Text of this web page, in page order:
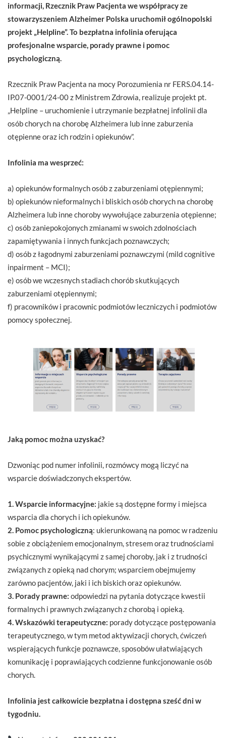
informacji, Rzecznik Praw Pacjenta we współpracy ze
stowarzyszeniem Alzheimer Polska uruchomił ogólnopolski
projekt „Helpline”. To bezpłatna infolinia oferująca
profesjonalne wsparcie, porady prawne i pomoc
psychologiczną.
Rzecznik Praw Pacjenta na mocy Porozumienia nr FERS.04.14-
IP.07-0001/24-00 z Ministrem Zdrowia, realizuje projekt pt.
„Helpline – uruchomienie i utrzymanie bezpłatnej infolinii dla
osób chorych na chorobę Alzheimera lub inne zaburzenia
otępienne oraz ich rodzin i opiekunów”.
Infolinia ma wesprzeć:
a) opiekunów formalnych osób z zaburzeniami otępiennymi;
b) opiekunów nieformalnych i bliskich osób chorych na chorobę
Alzheimera lub inne choroby wywołujące zaburzenia otępienne;
c) osób zaniepokojonych zmianami w swoich zdolnościach
zapamiętywania i innych funkcjach poznawczych;
d) osób z łagodnymi zaburzeniami poznawczymi (mild cognitive
inpairment – MCI);
e) osób we wczesnych stadiach chorób skutkujących
zaburzeniami otępiennymi;
f) pracowników i pracownic podmiotów leczniczych i podmiotów
pomocy społecznej.
Jaką pomoc można uzyskać?
Dzwoniąc pod numer infolinii, rozmówcy mogą liczyć na
wsparcie doświadczonych ekspertów.
1. Wsparcie informacyjne: jakie są dostępne formy i miejsca
wsparcia dla chorych i ich opiekunów.
2. Pomoc psychologiczną: ukierunkowaną na pomoc w radzeniu
sobie z obciążeniem emocjonalnym, stresem oraz trudnościami
psychicznymi wynikającymi z samej choroby, jak i z trudności
związanych z opieką nad chorym; wsparciem obejmujemy
zarówno pacjentów, jaki i ich biskich oraz opiekunów.
3. Porady prawne: odpowiedzi na pytania dotyczące kwestii
formalnych i prawnych związanych z chorobą i opieką.
4. Wskazówki terapeutyczne: porady dotyczące postępowania
terapeutycznego, w tym metod aktywizacji chorych, ćwiczeń
wspierających funkcje poznawcze, sposobów ułatwiających
komunikację i poprawiających codzienne funkcjonowanie osób
chorych.
Infolinia jest całkowicie bezpłatna i dostępna sześć dni w
tygodniu.